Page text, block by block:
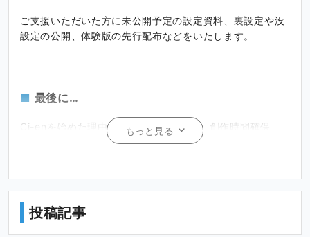
ご支援いただいた方に未公開予定の設定資料、裏設定や没
設定の公開、体験版の先行配布などをいたします。
最後に…
Ci-enを始めた理由はゲーム開発費援助、創作時間確保、
モチベーション維持の実現に向けて少しでも近づければな
ご興味を持っていただけた方にとってもプラスになるよう
幸いです。
もっと見る
投稿記事